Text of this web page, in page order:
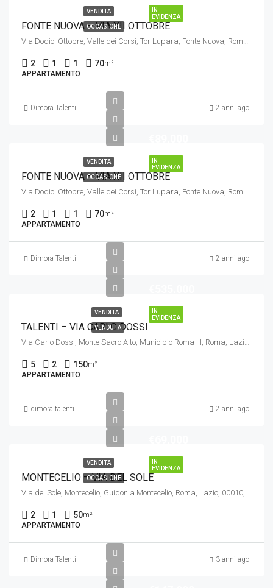
IN
EVIDENZA
VENDITA
OCCASIONE
FONTE NUOVA – VIA XII OTTOBRE
Via Dodici Ottobre, Valle dei Corsi, Tor Lupara, Fonte Nuova, Roma, Lazio, 00010, Italia
2 1 1 70m²
APPARTAMENTO
Dimora Talenti 2 anni ago
IN
EVIDENZA
VENDITA
OCCASIONE
FONTE NUOVA – VIA XII OTTOBRE
Via Dodici Ottobre, Valle dei Corsi, Tor Lupara, Fonte Nuova, Roma, Lazio, 00010, Italia
2 1 1 70m²
APPARTAMENTO
Dimora Talenti 2 anni ago
IN
EVIDENZA
VENDITA
VENDUTA
TALENTI – VIA CARLO DOSSI
Via Carlo Dossi, Monte Sacro Alto, Municipio Roma III, Roma, Lazio, 00137, Italia
5 2 150m²
APPARTAMENTO
dimora.talenti 2 anni ago
IN
EVIDENZA
VENDITA
OCCASIONE
MONTECELIO – VIA DEL SOLE
Via del Sole, Montecelio, Guidonia Montecelio, Roma, Lazio, 00010, Italia
2 1 50m²
APPARTAMENTO
Dimora Talenti 3 anni ago